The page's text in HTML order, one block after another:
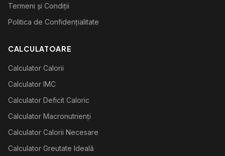
Termeni și Condiții
Politica de Confidențialitate
CALCULATOARE
Calculator Calorii
Calculator IMC
Calculator Deficit Caloric
Calculator Macronutrienți
Calculator Calorii Necesare
Calculator Greutate Ideală